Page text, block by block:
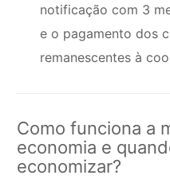
notificação com 3
e o pagamento dos
remanescentes à
Como funciona a
economia e
economizar?